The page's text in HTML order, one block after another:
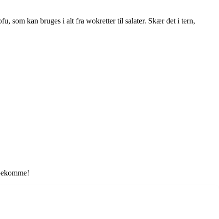
som kan bruges i alt fra wokretter til salater. Skær det i tern,